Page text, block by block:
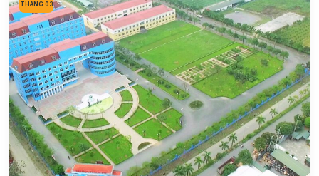
THÁNG 03